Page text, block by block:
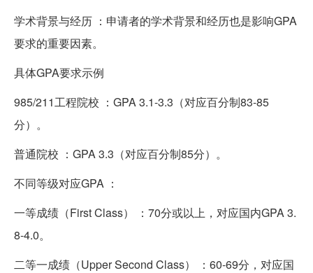
学术背景与经历 ：申请者的学术背景和经历也是影响GPA
要求的重要因素。
具体GPA要求示例
985/211工程院校 ：GPA 3.1-3.3（对应百分制83-85
分）。
普通院校 ：GPA 3.3（对应百分制85分）。
不同等级对应GPA ：
一等成绩（First Class） ：70分或以上，对应国内GPA 3.
8-4.0。
二等一成绩（Upper Second Class） ：60-69分，对应国